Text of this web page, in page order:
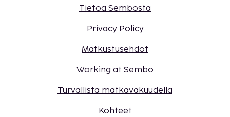
Tietoa Sembosta
Privacy Policy
Matkustusehdot
Working at Sembo
Turvallista matkavakuudella
Kohteet